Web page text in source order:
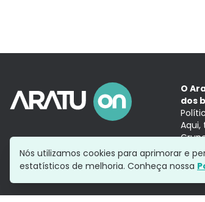
O
dos
Nós utilizamos cookies para aprimorar e
estatísticos de melhoria. Conheça nossa